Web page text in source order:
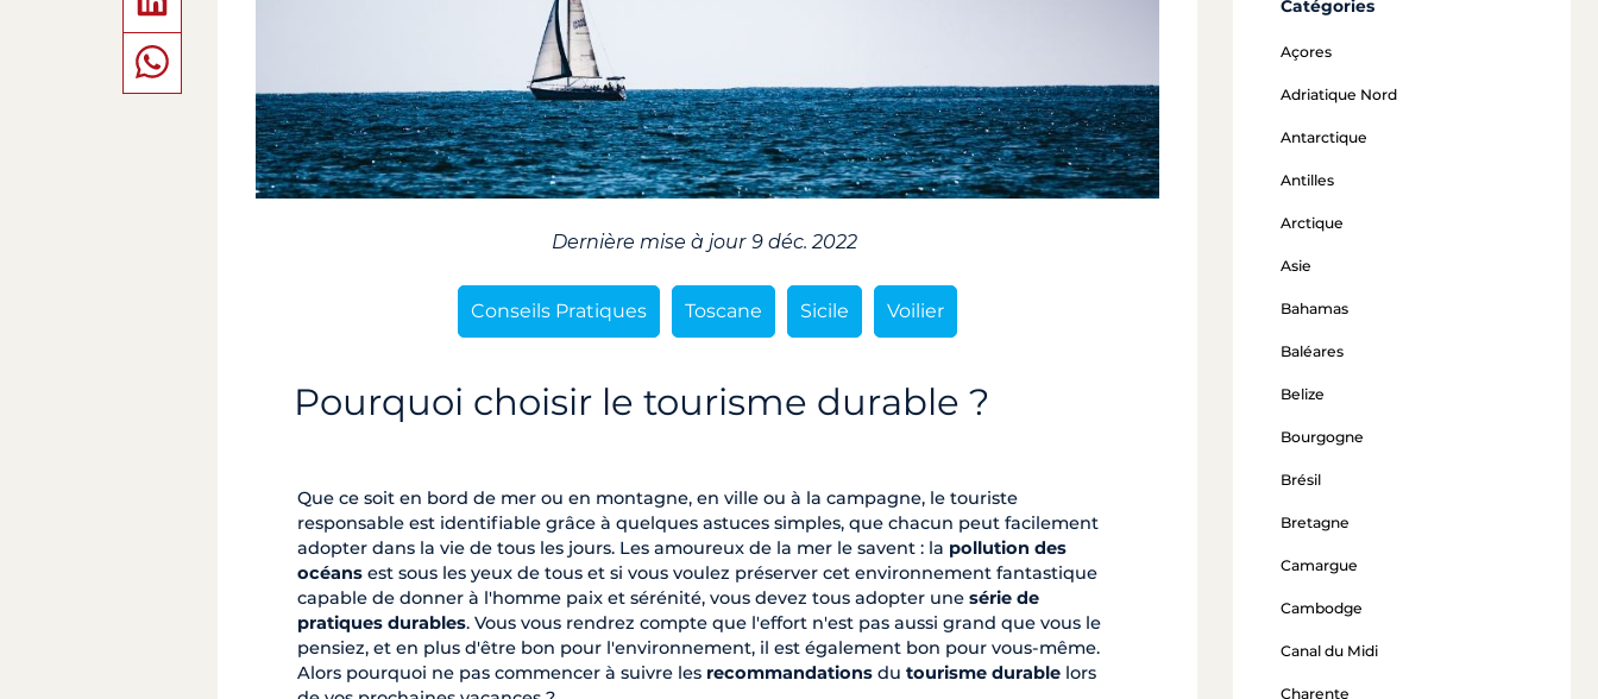
Dernière mise à jour 9 déc. 2022
Conseils Pratiques Toscane Sicile Voilier
Pourquoi choisir le tourisme durable ?
Que ce soit en bord de mer ou en montagne, en ville ou à la campagne, le touriste
responsable est identifiable grâce à quelques astuces simples, que chacun peut facilement
adopter dans la vie de tous les jours. Les amoureux de la mer le savent : la pollution des
océans est sous les yeux de tous et si vous voulez préserver cet environnement fantastique
capable de donner à l'homme paix et sérénité, vous devez tous adopter une série de
pratiques durables. Vous vous rendrez compte que l'effort n'est pas aussi grand que vous le
pensiez, et en plus d'être bon pour l'environnement, il est également bon pour vous-même.
Alors pourquoi ne pas commencer à suivre les recommandations du tourisme durable lors
Catégories
Açores
Adriatique Nord
Antarctique
Antilles
Arctique
Asie
Bahamas
Baléares
Belize
Bourgogne
Brésil
Bretagne
Camargue
Cambodge
Canal du Midi
Charente